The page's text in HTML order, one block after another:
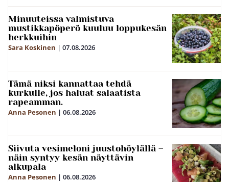
Minuuteissa valmistuva
mustikkapöperö kuuluu loppukesän
herkkuihin
Sara Koskinen | 07.08.2026
Tämä niksi kannattaa tehdä
kurkulle, jos haluat salaatista
rapeamman.
Anna Pesonen | 06.08.2026
Siivuta vesimeloni juustohöylällä –
näin syntyy kesän näyttävin
alkupala
Anna Pesonen | 06.08.2026